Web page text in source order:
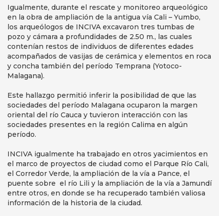
Igualmente, durante el rescate y monitoreo arqueológico
en la obra de ampliación de la antigua vía Cali – Yumbo,
los arqueólogos de INCIVA excavaron tres tumbas de
pozo y cámara a profundidades de 2.50 m., las cuales
contenían restos de individuos de diferentes edades
acompañados de vasijas de cerámica y elementos en roca
y concha también del período Temprana (Yotoco-
Malagana).
Este hallazgo permitió inferir la posibilidad de que las
sociedades del período Malagana ocuparon la margen
oriental del río Cauca y tuvieron interacción con las
sociedades presentes en la región Calima en algún
período.
INCIVA igualmente ha trabajado en otros yacimientos en
el marco de proyectos de ciudad como el Parque Río Cali,
el Corredor Verde, la ampliación de la vía a Pance, el
puente sobre el río Lili y la ampliación de la vía a Jamundí
entre otros, en donde se ha recuperado también valiosa
información de la historia de la ciudad.